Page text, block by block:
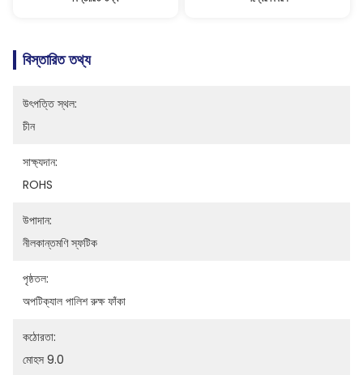
বিস্তারিত তথ্য
উৎপত্তি স্থল:
চীন
সাক্ষ্যদান:
ROHS
উপাদান:
নীলকান্তমণি স্ফটিক
পৃষ্ঠতল:
অপটিক্যাল পালিশ রুক্ষ ফাঁকা
কঠোরতা:
মোহস 9.0